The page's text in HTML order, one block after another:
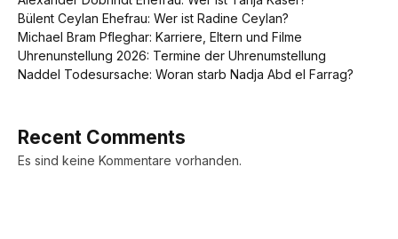
Bülent Ceylan Ehefrau: Wer ist Radine Ceylan?
Michael Bram Pfleghar: Karriere, Eltern und Filme
Uhrenunstellung 2026: Termine der Uhrenumstellung
Naddel Todesursache: Woran starb Nadja Abd el Farrag?
Recent Comments
Es sind keine Kommentare vorhanden.